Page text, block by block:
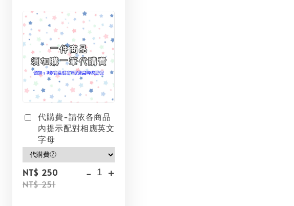
代購費-請依各商品
內提示配對相應英文
字母
NT$ 250
NT$ 251
- +